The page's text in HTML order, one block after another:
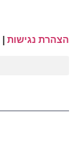
הצהרת נגישות